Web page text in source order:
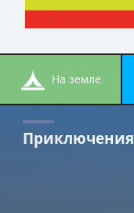
на земле
Приключения